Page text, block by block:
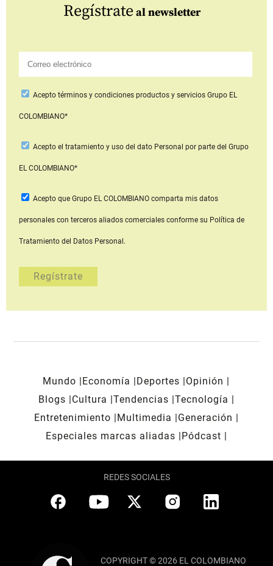
Regístrate al newsletter
Aceptotérminos y condiciones productos y serviciosGrupo EL
COLOMBIANO*
Acepto el tratamiento y uso del dato Personal por parte del Grupo
EL COLOMBIANO*
Acepto que Grupo EL COLOMBIANOcomparta mis datos
personales con terceros aliados comerciales conforme su Política de
Tratamiento del Datos Personal.
Mundo Economía Deportes
Opinión
Blogs
Cultura Tendencias Tecnología
Entretenimiento
Multimedia
Generación
Especiales marcas aliadas
Pódcast
REDES SOCIALES
COPYRIGHT © 2026 EL COLOMBIANO